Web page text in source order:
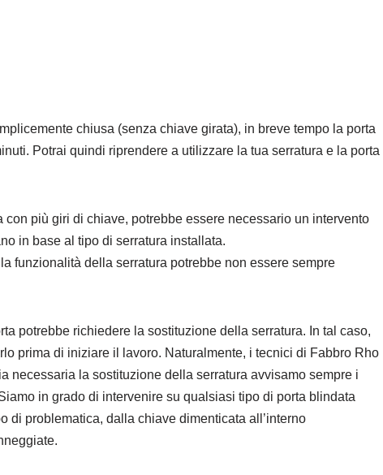
chiusa (senza chiave girata), in breve tempo la porta
Potrai quindi riprendere a utilizzare la tua serratura e la porta
più giri di chiave, potrebbe essere necessario un intervento
in base al tipo di serratura installata.
funzionalità della serratura potrebbe non essere sempre
potrebbe richiedere la sostituzione della serratura. In tal caso,
prima di iniziare il lavoro. Naturalmente, i tecnici di Fabbro Rho
necessaria la sostituzione della serratura avvisamo sempre i
in grado di intervenire su qualsiasi tipo di porta blindata
di problematica, dalla chiave dimenticata all’interno